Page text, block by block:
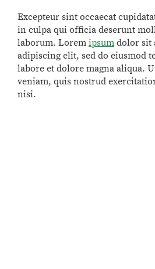
Excepteur sint occaecat
in culpa qui officia deserunt
laborum. Lorem ipsum dolor sit
adipiscing elit, sed do eiusmod
labore et dolore magna aliqua.
veniam, quis nostrud
nisi.